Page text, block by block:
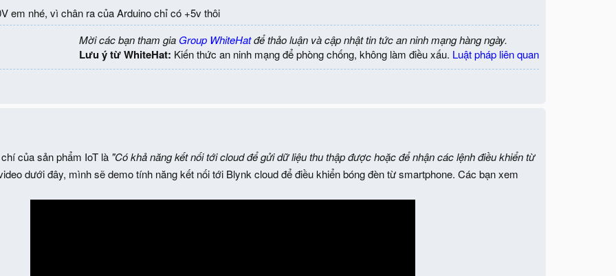
em nhé, vì chân ra của Arduino chỉ có +5v thôi
Mời các bạn tham gia Group WhiteHatđể thảo luận và cập nhật tin tức an ninh mạng hàng ngày.
Lưu ý từ WhiteHat: Kiến thức an ninh mạng để phòng chống, không làm điều xấu. Luật pháp liên quan
của sản phẩm IoT là "Có khả năng kết nối tới cloud để gửi dữ liệu thu thập được hoặc để nhận các lệnh điều khiển từ
dưới đây, mình sẽ demo tính năng kết nối tới Blynk cloud để điều khiển bóng đèn từ smartphone. Các bạn xem